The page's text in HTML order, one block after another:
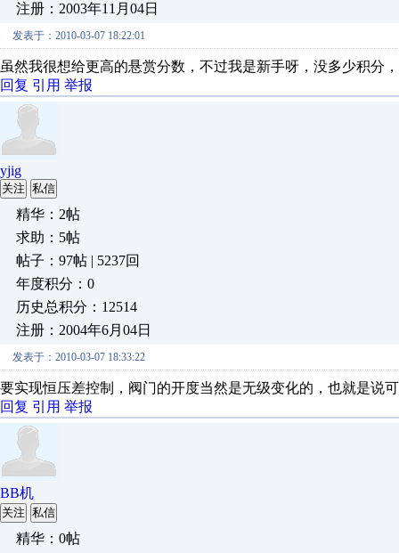
注册：2003年11月04日
发表于：2010-03-07 18:22:01
虽然我很想给更高的悬赏分数，不过我是新手呀，没多少积分
回复 引用 举报
yjig
关注 私信
精华：2帖
求助：5帖
帖子：97帖 | 5237回
年度积分：0
历史总积分：12514
注册：2004年6月04日
发表于：2010-03-07 18:33:22
要实现恒压差控制，阀门的开度当然是无级变化的，也就是说
回复 引用 举报
BB机
关注 私信
精华：0帖